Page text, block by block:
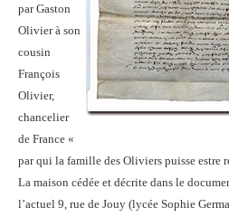
par Gaston
Olivier à son
cousin
François
Olivier,
chancelier
de France «
par qui la famille des Oliviers puisse estre
La maison cédée et décrite dans le
l’actuel 9, rue de Jouy (lycée Sophie